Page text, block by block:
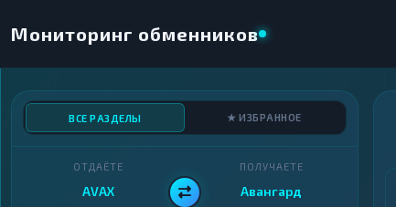
Мониторинг обменников
ВСЕ РАЗДЕЛЫ ★ ИЗБРАННОЕ
ОТДАЁТЕ
AVAX
ПОЛУЧАЕТЕ
Авангард